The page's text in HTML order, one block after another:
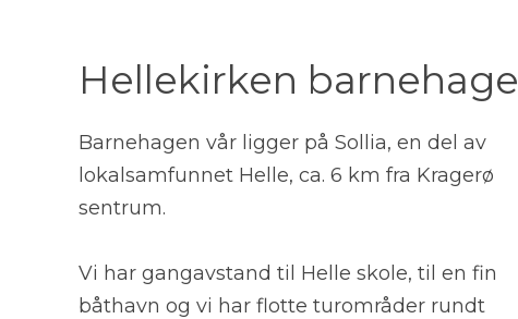
Hellekirken barnehage
Barnehagen vår ligger på Sollia, en del av
lokalsamfunnet Helle, ca. 6 km fra Kragerø
sentrum.
Vi har gangavstand til Helle skole, til en fin
båthavn og vi har flotte turområder rundt